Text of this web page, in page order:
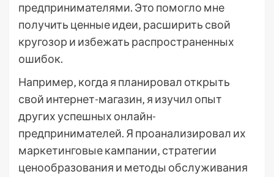
предпринимателями. Это помогло мне
получить ценные идеи‚ расширить свой
кругозор и избежать распространенных
ошибок.
Например‚ когда я планировал открыть
свой интернет-магазин‚ я изучил опыт
других успешных онлайн-
предпринимателей. Я проанализировал их
маркетинговые кампании‚ стратегии
ценообразования и методы обслуживания